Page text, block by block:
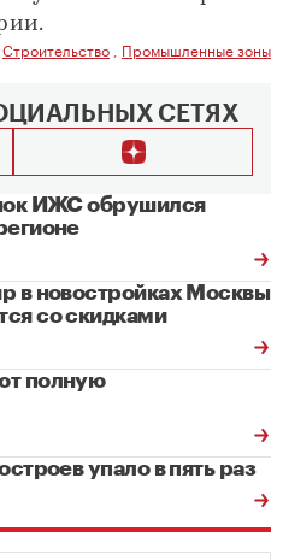
Строительство Промышленные зоны
СЕТЯХ
ИЖС обрушился
в новостройках Москвы
со скидками
полную
упало в пять раз